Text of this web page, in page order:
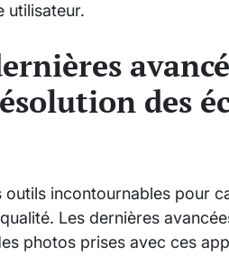
utilisateur.
des
outils incontournables pour
Les dernières
photos prises avec ces